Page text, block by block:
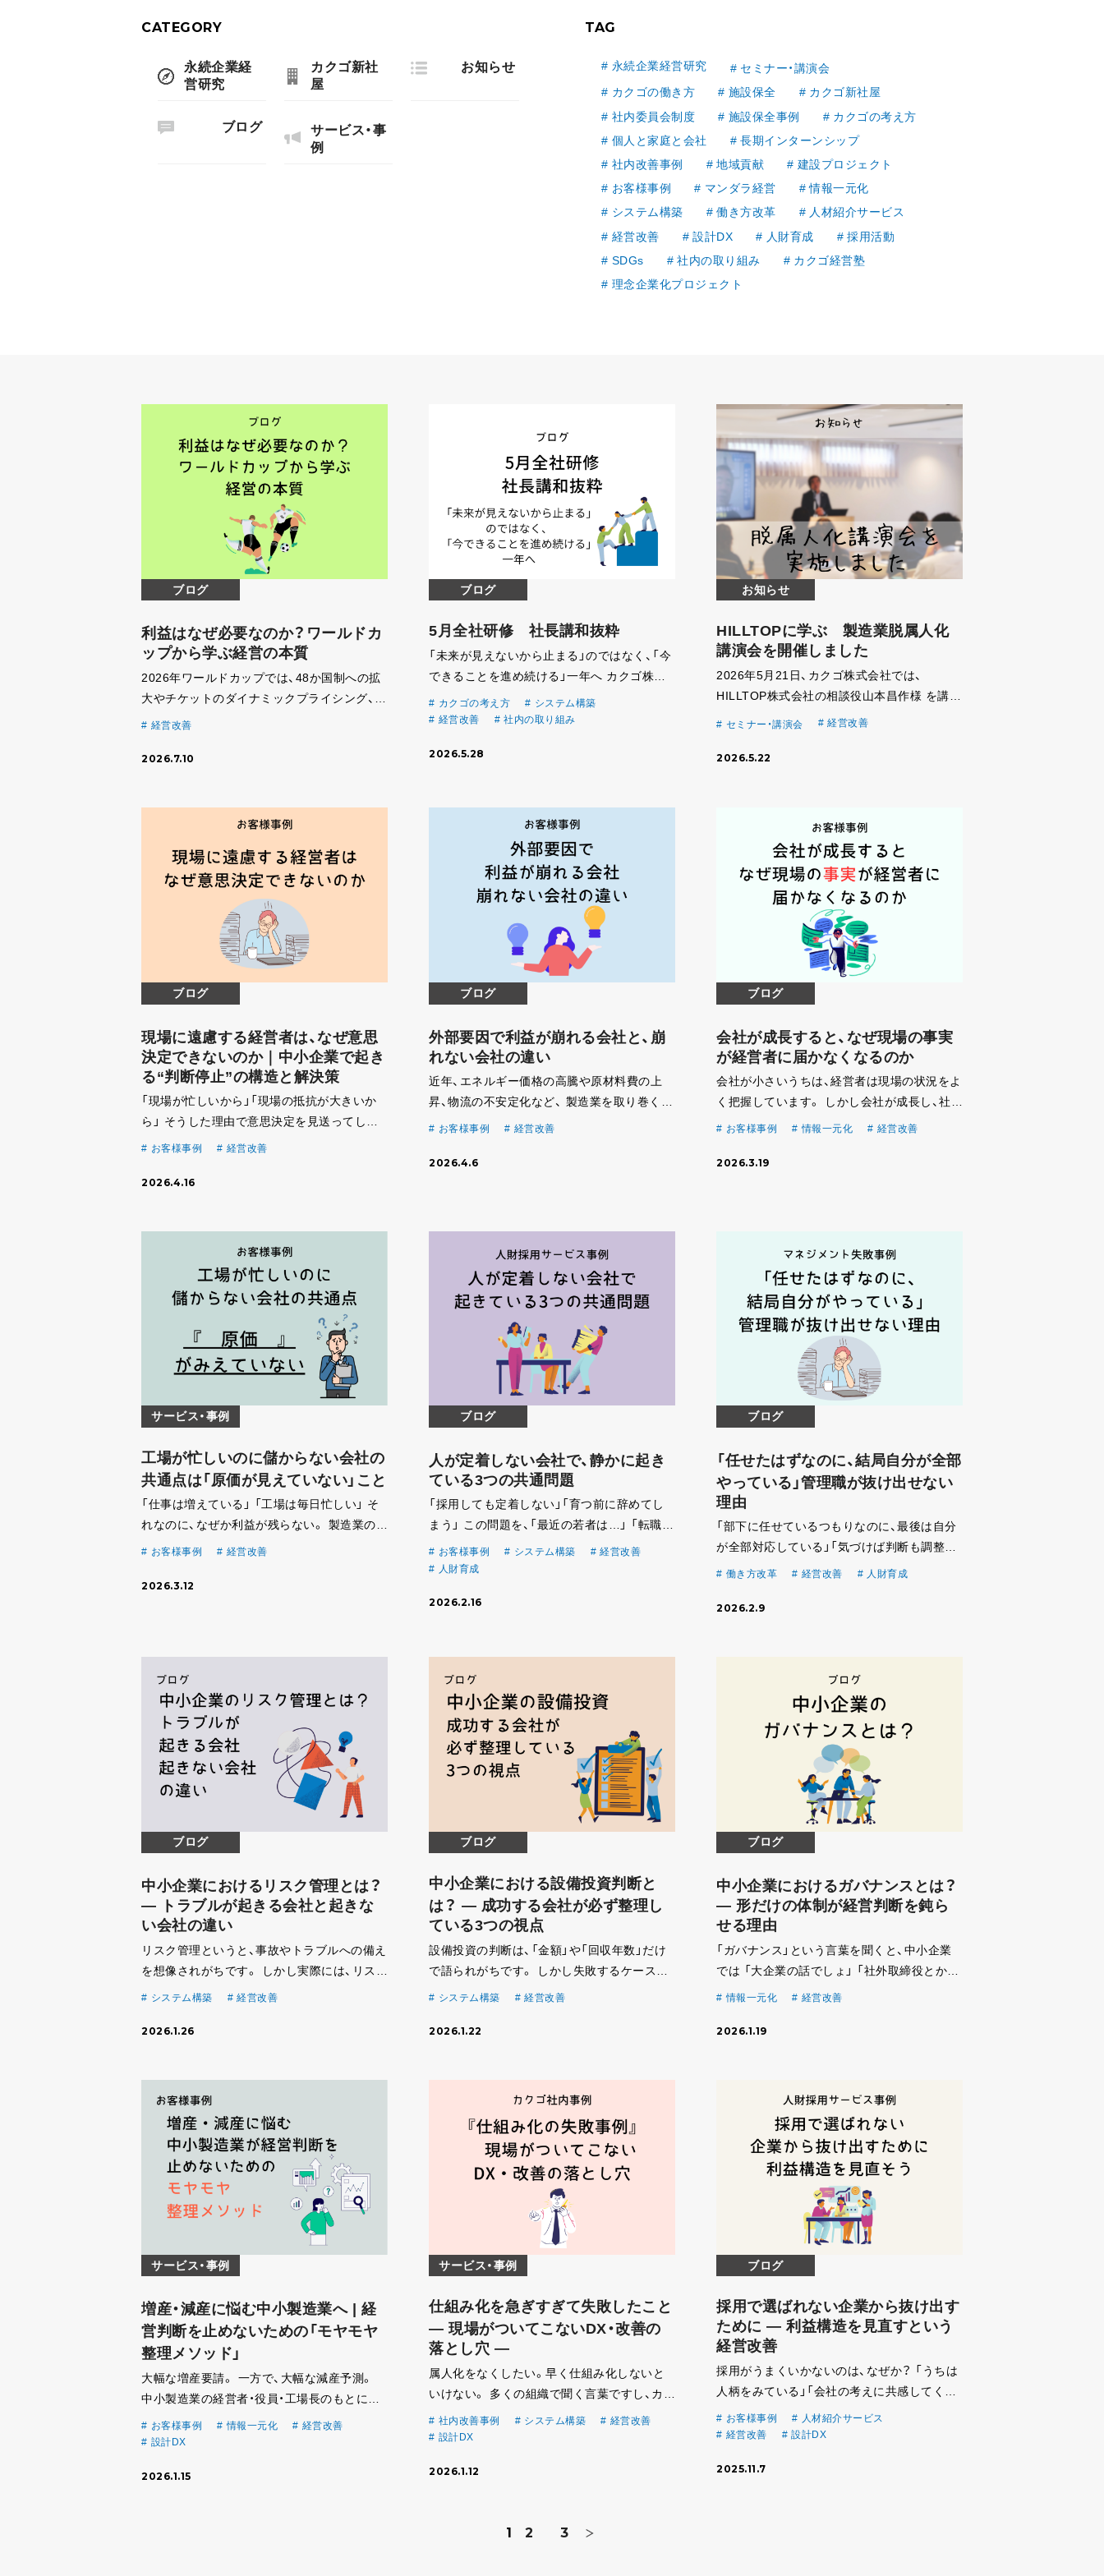
CATEGORY
永続企業経
営研究
カクゴ新社
屋
お知らせ
ブログ
サービス・事
例
TAG
永続企業経営研究
セミナー・講演会
カクゴの働き方
施設保全
カクゴ新社屋
社内委員会制度
施設保全事例
カクゴの考え方
個人と家庭と会社
長期インターンシップ
社内改善事例
地域貢献
建設プロジェクト
お客様事例
マンダラ経営
情報一元化
システム構築
働き方改革
人材紹介サービス
経営改善
設計DX 人財育成
採用活動
SDGs
社内の取り組み
カクゴ経営塾
理念企業化プロジェクト
ブログ
利益はなぜ必要なのか？ワールドカ
ップから学ぶ経営の本質
2026年ワールドカップでは、48か国制への拡
大やチケットのダイナミックプライシング、
アメリカ市場を意識したハーフタイムショー
「ビジネス」としての側面が注目されていま
経営改善
2026.7.10
ブログ
5月全社研修 社長講和抜粋
「未来が見えないから止まる」のではなく、「今
できることを進め続ける」一年へ カクゴ株式
会社では、6月から始まる第58期に向け、全社
研修および方針発表会を実施しました。 今回
更、新 […]
カクゴの考え方
システム構築
経営改善
社内の取り組み
2026.5.28
お知らせ
HILLTOPに学ぶ 製造業脱属人化
講演会を開催しました
2026年5月21日、カクゴ株式会社では、
HILLTOP株式会社の相談役山本昌作様 を講師
にお招きし、 「製造業の脱属人化講演会」を開
製造の責任者様を中心に、多くの方にご参加い
セミナー・講演会 経営改善
2026.5.22
ブログ
現場に遠慮する経営者は、なぜ意思
決定できないのか｜中小企業で起き
る“判断停止”の構造と解決策
「現場が忙しいから」「現場の抵抗が大きいか
ら」 そうした理由で意思決定を見送ってしま
う経営者やマネジメント層は少なくありませ
ではない経営者が増え、現場との距離感に悩む
お客様事例 経営改善
2026.4.16
ブログ
外部要因で利益が崩れる会社と、崩
れない会社の違い
近年、エネルギー価格の高騰や原材料費の上
昇、物流の不安定化など、 製造業を取り巻く外
部環境は大きく変化しています。 「これだけコ
い」 そう感じている企業も少なくないのでは
お客様事例 経営改善
2026.4.6
ブログ
会社が成長すると、なぜ現場の事実
が経営者に届かなくなるのか
会社が小さいうちは、経営者は現場の状況をよ
く把握しています。 しかし会社が成長し、社員
が増え、組織が階層化していくとある問題が起
が、経営者に正しく届かなくなることです。 経
お客様事例 情報一元化 経営改善
2026.3.19
サービス・事例
工場が忙しいのに儲からない会社の
共通点は「原価が見えていない」こと
「仕事は増えている」 「工場は毎日忙しい」 そ
れなのに、なぜか利益が残らない。 製造業の経
営者の方から、こうした相談をいただくことは
稼働している。それでも決算になると利益が
お客様事例 経営改善
2026.3.12
ブログ
人が定着しない会社で、静かに起き
ている3つの共通問題
「採用しても定着しない」「育つ前に辞めてし
まう」 この問題を、「最近の若者は…」 「転職時
代だから…」 で片付けてしまうのは簡単です。
ですが、人が定着しない会社にははっきりした
お客様事例 システム構築
経営改善
人財育成
2026.2.16
ブログ
「任せたはずなのに、結局自分が全部
やっている」管理職が抜け出せない
理由
「部下に任せているつもりなのに、最後は自分
が全部対応している」「気づけば判断も調整も
全部自分」 管理職や経営者から、よく聞く言葉
すれば」「もっと鍛えなければ」と考えてしま
働き方改革 経営改善 人財育成
2026.2.9
ブログ
中小企業におけるリスク管理とは？
― トラブルが起きる会社と起きな
い会社の違い
リスク管理というと、事故やトラブルへの備え
を想像されがちです。 しかし実際には、リスク
は日常の判断や情報の扱い方から生まれてい
小企業のリスク管理とは、「問題が大きくなる
システム構築 経営改善
2026.1.26
ブログ
中小企業における設備投資判断と
は？ ― 成功する会社が必ず整理し
ている3つの視点
設備投資の判断は、「金額」や「回収年数」だけ
で語られがちです。 しかし失敗するケースの
多くは、数字以前の判断整理ができていないこ
要な3つの視点 ① 現場は本当にその設備を使
システム構築 経営改善
2026.1.22
ブログ
中小企業におけるガバナンスとは？
― 形だけの体制が経営判断を鈍ら
せる理由
「ガバナンス」という言葉を聞くと、中小企業
では 「大企業の話でしょ」 「社外取締役とか規
程の話でしょ」 と思われがちです。 しかし実
れ、現場が止まり、機会損失が起きている中小
情報一元化 経営改善
2026.1.19
サービス・事例
増産・減産に悩む中小製造業へ | 経
営判断を止めないための「モヤモヤ
整理メソッド」
大幅な増産要請。 一方で、大幅な減産予測。
中小製造業の経営者・役員・工場長のもとには、
今、様々な情報と判断材料が同時に押し寄せて
います。 設備投資を進めるべきか。 人を増や
[…]
お客様事例 情報一元化
経営改善
設計DX
2026.1.15
サービス・事例
仕組み化を急ぎすぎて失敗したこと
― 現場がついてこないDX・改善の
落とし穴 ―
属人化をなくしたい。早く仕組み化しないと
いけない。 多くの組織で聞く言葉ですし、カク
ゴ自身も、同じ焦りを持っていました。 そして
正直に言うと、仕組み化を急ぎすぎて、うまく
のに、な […]
社内改善事例 システム構築
経営改善
設計DX
2026.1.12
ブログ
採用で選ばれない企業から抜け出す
ために ― 利益構造を見直すという
経営改善
採用がうまくいかないのは、なぜか？ 「うちは
人柄をみている」「会社の考えに共感してくれ
る人に来てほしい」 そう話す企業は多くあり
ます。 ですが、人財採用サービスを通じて私た
募して […]
お客様事例
人材紹介サービス
経営改善
設計DX
2025.11.7
1 2 3